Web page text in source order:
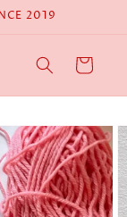
2019
Cart